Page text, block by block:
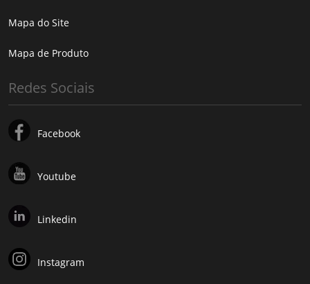
Mapa do Site
Mapa de Produto
Redes Sociais
Facebook
Youtube
Linkedin
Instagram